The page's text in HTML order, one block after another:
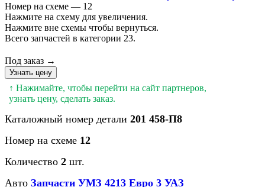
Номер на схеме — 12
Нажмите на схему для увеличения.
Нажмите вне схемы чтобы вернуться.
Всего запчастей в категории 23.
Под заказ →
Узнать цену
↑ Нажимайте, чтобы перейти на сайт партнеров,
узнать цену, сделать заказ.
Каталожный номер детали 201 458-П8
Номер на схеме 12
Количество 2 шт.
Авто Запчасти УМЗ 4213 Евро 3 УАЗ